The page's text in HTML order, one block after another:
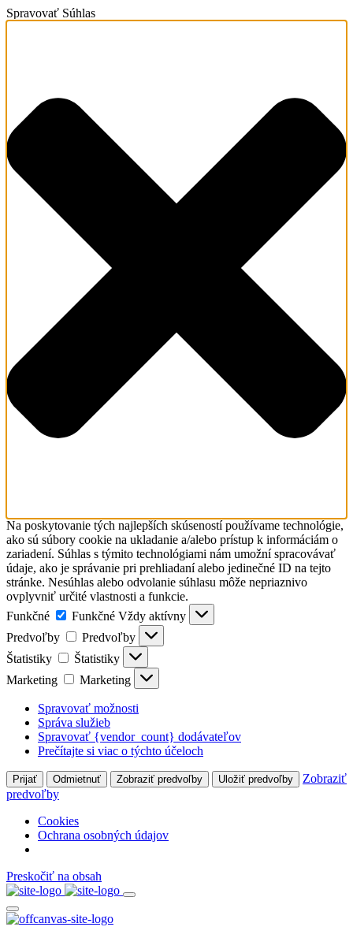
Spravovať Súhlas
Na poskytovanie tých najlepších skúseností používame technológie,
ako sú súbory cookie na ukladanie a/alebo prístup k informáciám o
zariadení. Súhlas s týmito technológiami nám umožní spracovávať
údaje, ako je správanie pri prehliadaní alebo jedinečné ID na tejto
stránke. Nesúhlas alebo odvolanie súhlasu môže nepriaznivo
ovplyvniť určité vlastnosti a funkcie.
Funkčné
Funkčné Vždy aktívny
Predvoľby
Predvoľby
Štatistiky
Štatistiky
Marketing
Marketing
Spravovať možnosti
Správa služieb
Spravovať {vendor_count} dodávateľov
Prečítajte si viac o týchto účeloch
Prijať Odmietnuť Zobraziť predvoľby Uložiť predvoľby
Zobraziť
predvoľby
Cookies
Ochrana osobných údajov
Preskočiť na obsah